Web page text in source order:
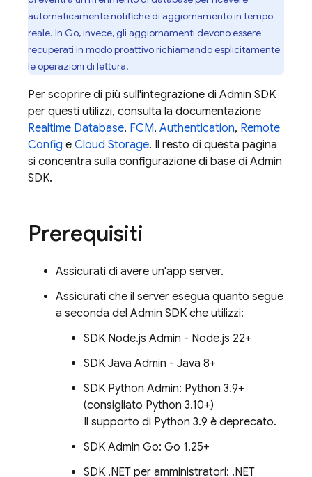
automaticamente notifiche di aggiornamento in tempo
reale. In Go, invece, gli aggiornamenti devono essere
recuperati in modo proattivo richiamando esplicitamente
le operazioni di lettura.
Per scoprire di più sull'integrazione di Admin SDK
per questi utilizzi, consulta la documentazione
Realtime Database, FCM, Authentication, Remote
Config e Cloud Storage. Il resto di questa pagina
si concentra sulla configurazione di base di Admin
SDK.
Prerequisiti
Assicurati di avere un'app server.
Assicurati che il server esegua quanto segue
a seconda del Admin SDK che utilizzi:
SDK Node.js Admin - Node.js 22+
SDK Java Admin - Java 8+
SDK Python Admin: Python 3.9+
(consigliato Python 3.10+)
Il supporto di Python 3.9 è deprecato.
SDK Admin Go: Go 1.25+
SDK .NET per amministratori: .NET